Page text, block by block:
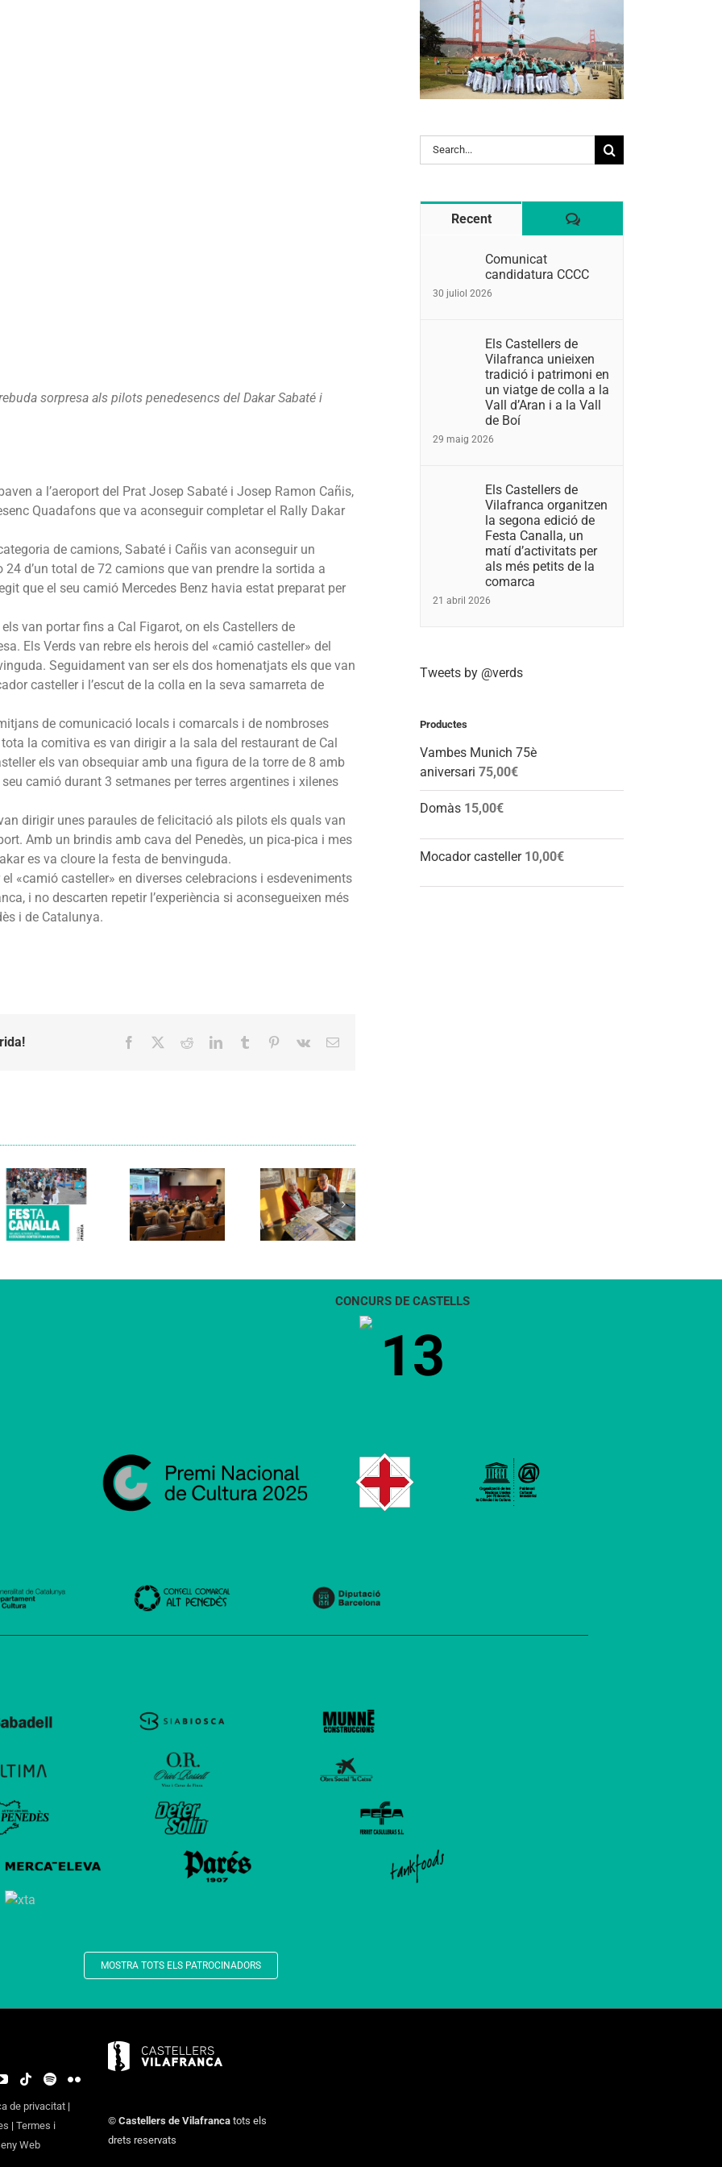
sorpresa als pilots penedesencs del Dakar Sabaté i
a l’aeroport del Prat Josep Sabaté i Josep Ramon Cañis,
Quadafons que va aconseguir completar el Rally Dakar
de camions, Sabaté i Cañis van aconseguir un
d’un total de 72 camions que van prendre la sortida a
que el seu camió Mercedes Benz havia estat preparat per
van portar fins a Cal Figarot, on els Castellers de
Els Verds van rebre els herois del «camió casteller» del
Seguidament van ser els dos homenatjats els que van
casteller i l’escut de la colla en la seva samarreta de
de comunicació locals i comarcals i de nombroses
la comitiva es van dirigir a la sala del restaurant de Cal
els van obsequiar amb una figura de la torre de 8 amb
camió durant 3 setmanes per terres argentines i xilenes
dirigir unes paraules de felicitació als pilots els quals van
Amb un brindis amb cava del Penedès, un pica-pica i mes
es va cloure la festa de benvinguda.
«camió casteller» en diverses celebracions i esdeveniments
i no descarten repetir l’experiència si aconsegueixen més
i de Catalunya.
Facebook RedditLinkedInTumblr Pinterest
Vk Email:
Cal Figarot
lidera el
primer
d’energia
comunitària
Els Verds
presenten el
llibre
“Petita
història
dels
Search
for:
Recent Comentaris
Comunicat
candidatura CCCC
30 juliol 2026
Els Castellers de
Vilafranca unieixen
tradició i patrimoni en
un viatge de colla a la
Vall d’Aran i a la Vall
de Boí
29 maig 2026
Els Castellers de
Vilafranca organitzen
la segona edició de
Festa Canalla, un
matí d’activitats per
als més petits de la
comarca
21 abril 2026
Tweets by @verds
Productes
Vambes Munich 75è
aniversari 75,00€
Domàs 15,00€
Mocador casteller 10,00€
CONCURS DE CASTELLS
13
MOSTRA TOTS ELS PATROCINADORS
de privacitat |
| Termes i
Web
© Castellers de Vilafranca tots els
drets reservats